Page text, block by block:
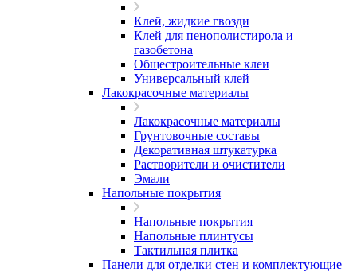
Клей, жидкие гвозди
Клей для пенополистирола и
газобетона
Общестроительные клеи
Универсальный клей
Лакокрасочные материалы
Лакокрасочные материалы
Грунтовочные составы
Декоративная штукатурка
Растворители и очистители
Эмали
Напольные покрытия
Напольные покрытия
Напольные плинтусы
Тактильная плитка
Панели для отделки стен и комплектующие